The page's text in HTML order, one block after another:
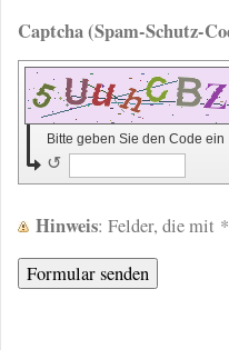
Bitte geben Sie den Code ein
↺
Hinweis : Felder, die mit *